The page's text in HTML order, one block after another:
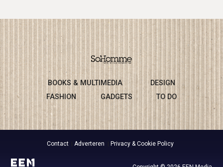
BOOKS & MULTIMEDIA
DESIGN
FASHION
GADGETS TO DO
Contact Adverteren Privacy & Cookie Policy